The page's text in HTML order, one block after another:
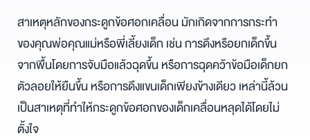
สาเหตุหลักของกระดูกข้อศอกเคลื่อน มักเกิดจากการกระทำ
ของคุณพ่อคุณแม่หรือพี่เลี้ยงเด็ก เช่น การดึงหรือยกเด็กขึ้น
จากพื้นโดยการจับมือแล้วฉุดขึ้น หรือการฉุดคว้าข้อมือเด็กยก
ตัวลอยให้ยืนขึ้น หรือการดึงแขนเด็กเพียงข้างเดียว เหล่านี้ล้วน
เป็นสาเหตุที่ทำให้กระดูกข้อศอกของเด็กเคลื่อนหลุดได้โดยไม่
ตั้งใจ